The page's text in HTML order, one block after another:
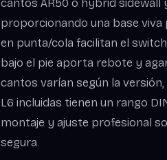
cantos AR50 o hybrid sidewall
proporcionando una base
en punta/cola facilitan el
bajo el pie aporta rebote y
cantos varían según la
L6 incluidas tienen un rango
montaje y ajuste profesional
segura.